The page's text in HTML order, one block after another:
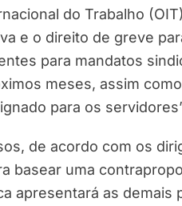
do Trabalho
e o direito de greve
para mandatos
meses, assim
para os
de acordo com os
basear uma
apresentará as demais